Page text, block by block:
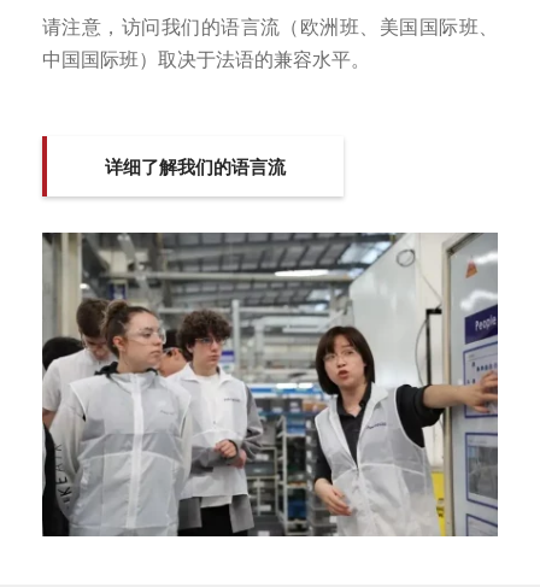
请注意，访问我们的语言流（欧洲班、美国国际班、
中国国际班）取决于法语的兼容水平。
详细了解我们的语言流